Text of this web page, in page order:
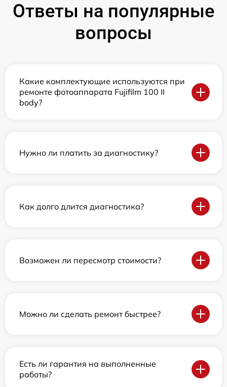
Ответы на популярные
вопросы
Какие комплектующие используются при
ремонте фотоаппарата Fujifilm 100 II
body?
Нужно ли платить за диагностику?
Как долго длится диагностика?
Возможен ли пересмотр стоимости?
Можно ли сделать ремонт быстрее?
Есть ли гарантия на выполненные
работы?